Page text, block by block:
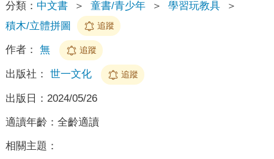
分類： 中文書 ＞ 童書/青少年 ＞ 學習玩教具
＞
積木/立體拼圖
追蹤
作者： 無 追蹤
出版社： 世一文化 追蹤
出版日： 2024/05/26
適讀年齡： 全齡適讀
相關主題：